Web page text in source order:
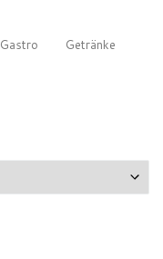
Gastro Getränke